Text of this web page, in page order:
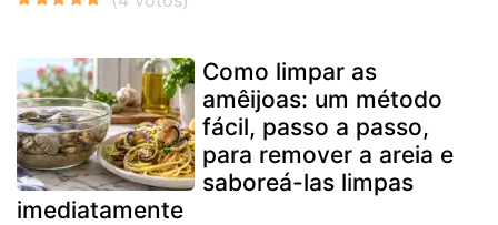
Como limpar as
amêijoas: um método
fácil, passo a passo,
para remover a areia e
saboreá-las limpas
imediatamente